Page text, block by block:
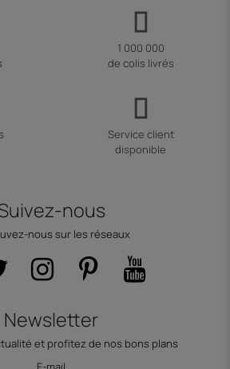
1 000 000
de colis livrés
Service client
disponible
nous
nous sur les réseaux
Newsletter
et profitez de nos bons plans